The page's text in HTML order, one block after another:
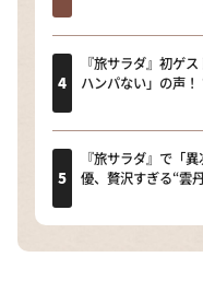
『旅サラダ』初ゲ
ハンパない」の声
『旅サラダ』で「
優、贅沢すぎる“雲